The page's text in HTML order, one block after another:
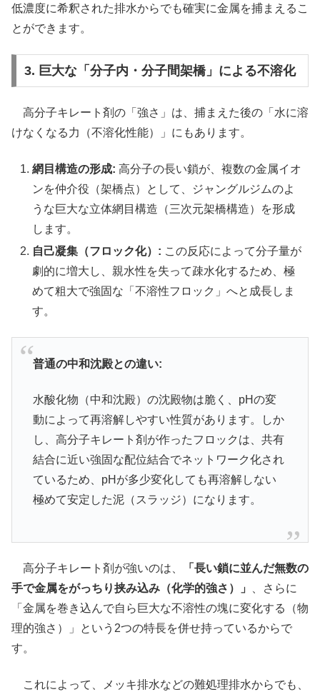
低濃度に希釈された排水からでも確実に金属を捕まえるこ
とができます。
3. 巨大な「分子内・分子間架橋」による不溶化
高分子キレート剤の「強さ」は、捕まえた後の「水に溶
けなくなる力（不溶化性能）」にもあります。
網目構造の形成: 高分子の長い鎖が、複数の金属イオ
ンを仲介役（架橋点）として、ジャングルジムのよ
うな巨大な立体網目構造（三次元架橋構造）を形成
します。
自己凝集（フロック化）: この反応によって分子量が
劇的に増大し、親水性を失って疎水化するため、極
めて粗大で強固な「不溶性フロック」へと成長しま
す。
普通の中和沈殿との違い:
水酸化物（中和沈殿）の沈殿物は脆く、pHの変
動によって再溶解しやすい性質があります。しか
し、高分子キレート剤が作ったフロックは、共有
結合に近い強固な配位結合でネットワーク化され
ているため、pHが多少変化しても再溶解しない
極めて安定した泥（スラッジ）になります。
高分子キレート剤が強いのは、
「長い鎖に並んだ無数の
手で金属をがっちり挟み込み（化学的強さ）」
、さらに
「金属を巻き込んで自ら巨大な不溶性の塊に変化する（物
理的強さ）」という2つの特長を併せ持っているからで
す。
これによって、メッキ排水などの難処理排水からでも、